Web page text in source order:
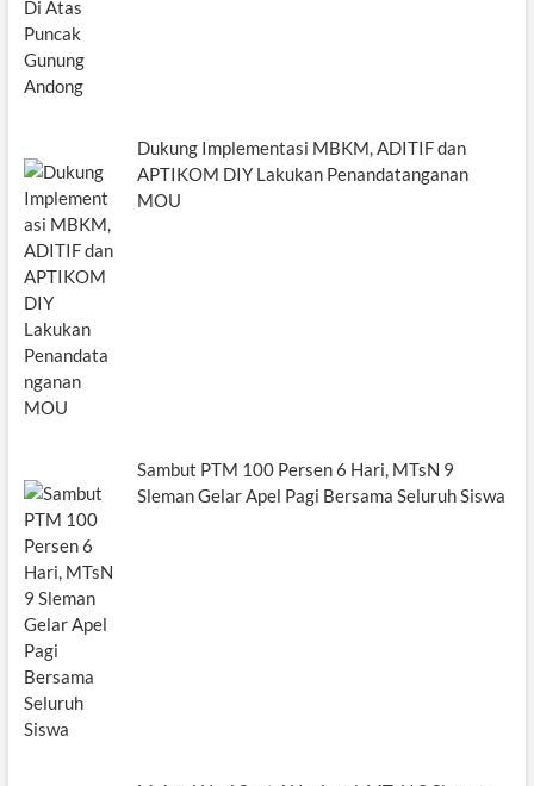
Dukung Implementasi MBKM, ADITIF dan
APTIKOM DIY Lakukan Penandatanganan
MOU
Sambut PTM 100 Persen 6 Hari, MTsN 9
Sleman Gelar Apel Pagi Bersama Seluruh Siswa